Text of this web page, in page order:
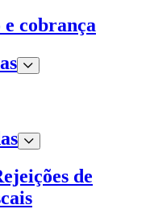
cobrança
de